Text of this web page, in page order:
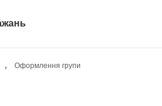
, Оформлення групи